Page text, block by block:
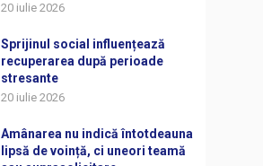
20 iulie 2026
Sprijinul social influențează
recuperarea după perioade
stresante
20 iulie 2026
Amânarea nu indică întotdeauna
lipsă de voință, ci uneori teamă